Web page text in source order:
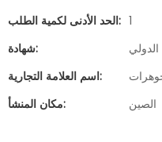
الحد الأدنى لكمية الطلب: 1
شهادة:
اسم العلامة التجارية:
مكان المنشأ:
الصين